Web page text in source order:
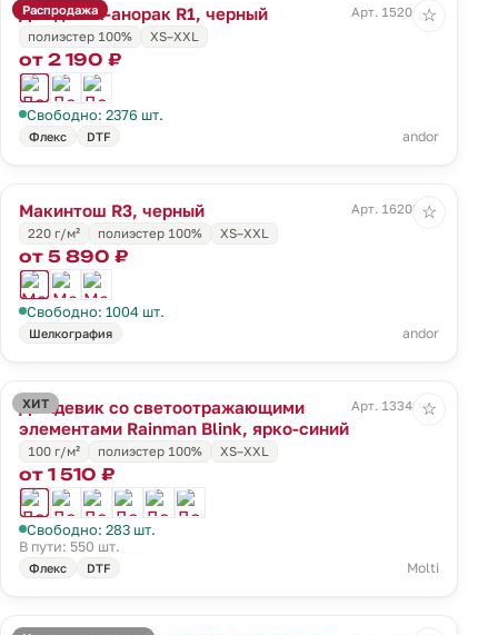
Распродажа
Дождевик-анорак R1, черный
Арт. 15201.30
полиэстер 100%
XS–XXL
от 2 190 ₽
Свободно: 2376 шт.
Флекс DTF andor
☆
Макинтош R3, черный
Арт. 16203.30
220 г/м²
полиэстер 100% XS–XXL
от 5 890 ₽
Свободно: 1004 шт.
Шелкография andor
☆
ХИТ
Дождевик со светоотражающими
элементами Rainman Blink, ярко-синий
Арт. 13346.44
100 г/м² полиэстер 100% XS–XXL
от 1 510 ₽
Свободно: 283 шт.
В пути: 550 шт.
Флекс DTF Molti
☆